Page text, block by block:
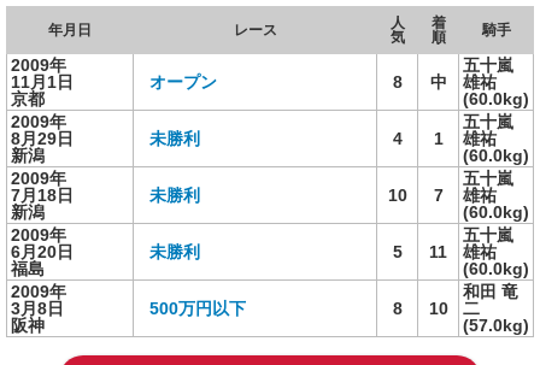
年月日 レース
人
気
着
順
騎手
2009年
11月1日
京都
オープン 8 中
五十嵐
雄祐
(60.0kg)
2009年
8月29日
新潟
未勝利 4 1
五十嵐
雄祐
(60.0kg)
2009年
7月18日
新潟
未勝利 10 7
五十嵐
雄祐
(60.0kg)
2009年
6月20日
福島
未勝利 5 11
五十嵐
雄祐
(60.0kg)
2009年
3月8日
阪神
500万円以下 8 10
和田 竜
二
(57.0kg)